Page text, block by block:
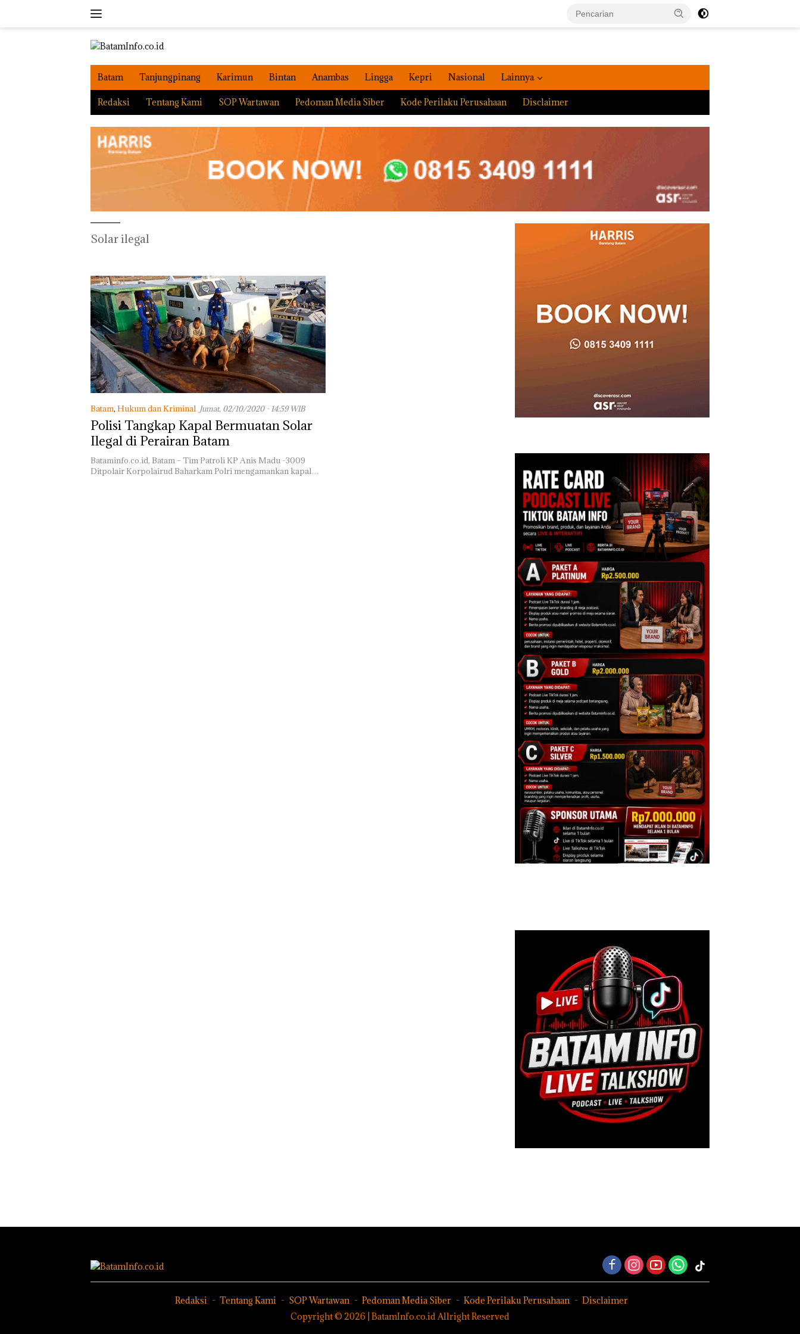
Batam Tanjungpinang Karimun Bintan Anambas Lingga Kepri Nasional Lainnya
Redaksi Tentang Kami SOP Wartawan Pedoman Media Siber Kode Perilaku Perusahaan Disclaimer
Solar ilegal
Batam, Hukum dan Kriminal Jumat, 02/10/2020 - 14:59 WIB
Polisi Tangkap Kapal Bermuatan Solar
Ilegal di Perairan Batam
Bataminfo.co.id, Batam – Tim Patroli KP Anis Madu -3009
Ditpolair Korpolairud Baharkam Polri mengamankan kapal…
Redaksi Tentang Kami SOP Wartawan Pedoman Media Siber Kode Perilaku Perusahaan
Disclaimer
Copyright © 2026 | BatamInfo.co.id Allright Reserved